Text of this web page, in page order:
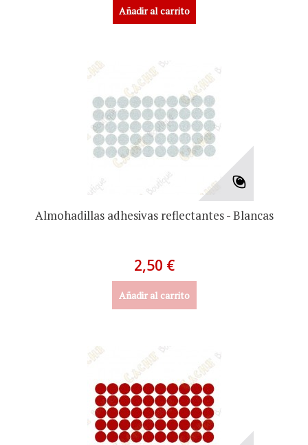
Añadir al carrito
Almohadillas adhesivas reflectantes - Blancas
2,50 €
Añadir al carrito